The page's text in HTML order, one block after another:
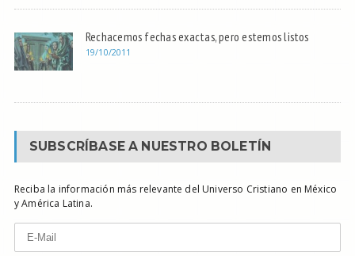
Rechacemos fechas exactas, pero estemos listos
19/10/2011
SUBSCRÍBASE A NUESTRO BOLETÍN
Reciba la información más relevante del Universo Cristiano en México
y América Latina.